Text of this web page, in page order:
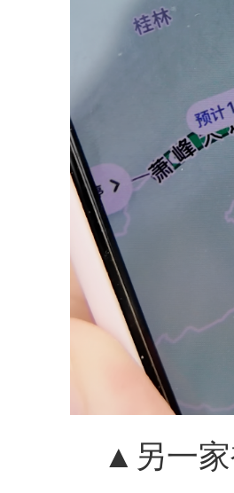
▲另一家